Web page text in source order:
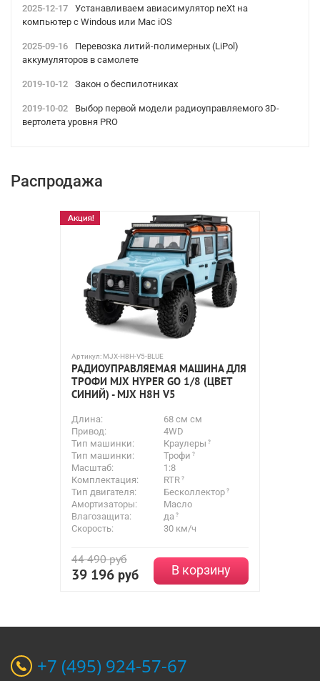
2025-12-17
Устанавливаем авиасимулятор neXt на
компьютер с Windous или Mac iOS
2025-09-16
Перевозка литий-полимерных (LiPol)
аккумуляторов в самолете
2019-10-12 Закон о беспилотниках
2019-10-02
Выбор первой модели радиоуправляемого 3D-
вертолета уровня PRO
Распродажа
Артикул: MJX-H8H-V5-BLUE
РАДИОУПРАВЛЯЕМАЯ МАШИНА ДЛЯ
ТРОФИ MJX HYPER GO 1/8 (ЦВЕТ
СИНИЙ) - MJX H8H V5
Длина:
68 см см
Привод:
4WD
Тип машинки:
Краулеры
Тип машинки:
Трофи
Масштаб:
1:8
Комплектация:
RTR
Тип двигателя:
Бесколлектор
Амортизаторы:
Масло
Влагозащита:
да
Скорость:
30 км/ч
44 490руб
39 196 руб В корзину
+7 (495) 924-57-67